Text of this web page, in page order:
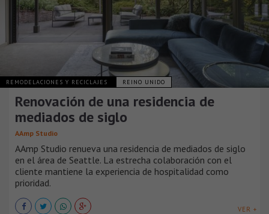
REMODELACIONES Y RECICLAJES REINO UNIDO
Renovación de una residencia de
mediados de siglo
AAmp Studio
AAmp Studio renueva una residencia de mediados de siglo
en el área de Seattle. La estrecha colaboración con el
cliente mantiene la experiencia de hospitalidad como
prioridad.
VER +